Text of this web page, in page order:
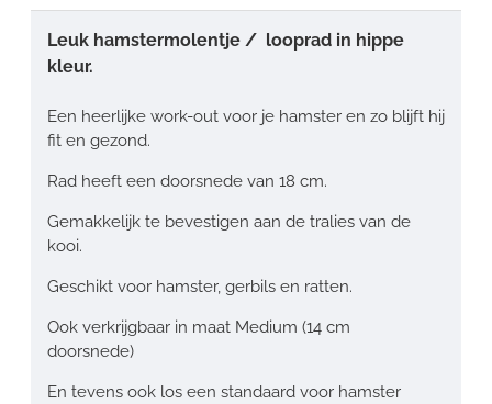
Leuk hamstermolentje / looprad in hippe
kleur.
Een heerlijke work-out voor je hamster en zo blijft hij
fit en gezond.
Rad heeft een doorsnede van 18 cm.
Gemakkelijk te bevestigen aan de tralies van de
kooi.
Geschikt voor hamster, gerbils en ratten.
Ook verkrijgbaar in maat Medium (14 cm
doorsnede)
En tevens ook los een standaard voor hamster